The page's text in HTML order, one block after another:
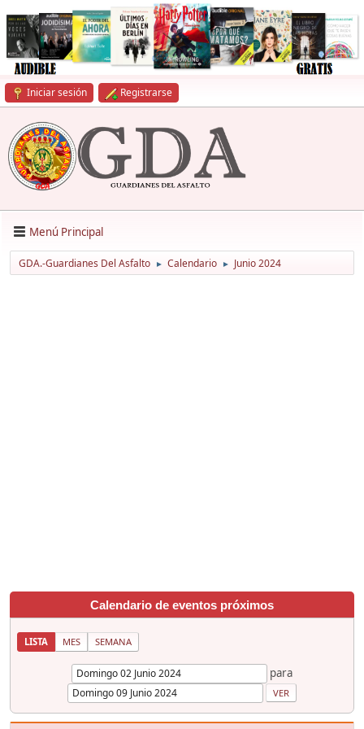
Iniciar sesión Registrarse
Menú Principal
GDA.-Guardianes Del Asfalto ► Calendario ► Junio 2024
Calendario de eventos próximos
LISTA MES SEMANA
para